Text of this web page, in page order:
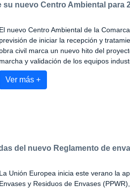
nuevo Centro Ambiental para
El nuevo Centro Ambiental de la
previsión de iniciar la recepción y
civil marca un nuevo hito del
marcha y validación de los equipos
Ver más +
del nuevo Reglamento de
La Unión Europea inicia este verano la
Envases y Residuos de Envases